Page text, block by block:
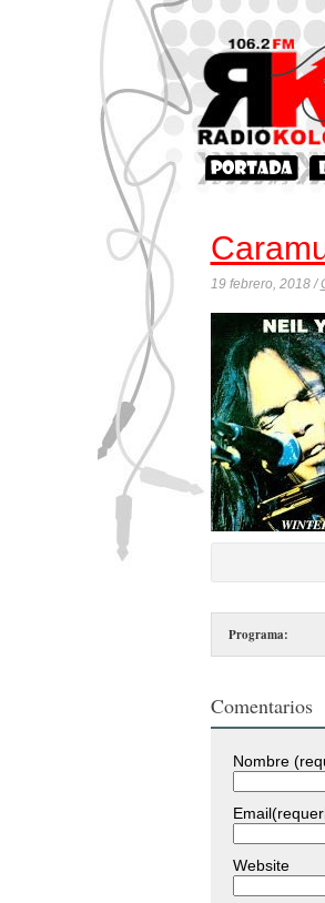
19 febrero, 2018 /
Programa:
Comentarios
Nombre
Website